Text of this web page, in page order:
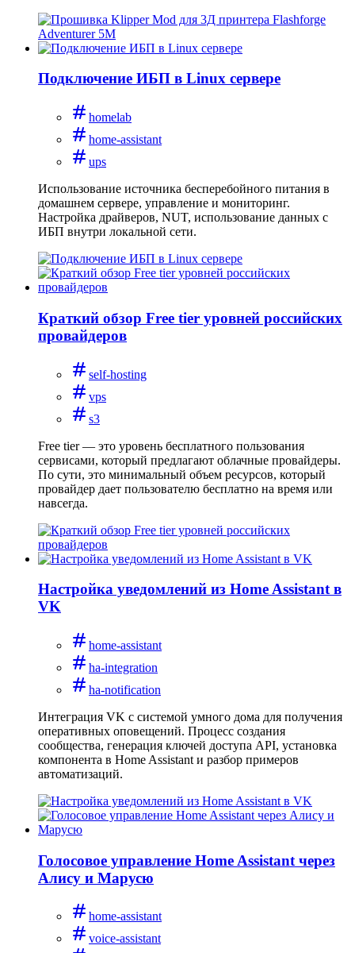
Подключение ИБП в Linux сервере
homelab
home-assistant
ups
Использование источника бесперебойного питания в
домашнем сервере, управление и мониторинг.
Настройка драйверов, NUT, использование данных с
ИБП внутри локальной сети.
Краткий обзор Free tier уровней российских
провайдеров
self-hosting
vps
s3
Free tier — это уровень бесплатного пользования
сервисами, который предлагают облачные провайдеры.
По сути, это минимальный объем ресурсов, который
провайдер дает пользователю бесплатно на время или
навсегда.
Настройка уведомлений из Home Assistant в
VK
home-assistant
ha-integration
ha-notification
Интеграция VK с системой умного дома для получения
оперативных оповещений. Процесс создания
сообщества, генерация ключей доступа API, установка
компонента в Home Assistant и разбор примеров
автоматизаций.
Голосовое управление Home Assistant через
Алису и Марусю
home-assistant
voice-assistant